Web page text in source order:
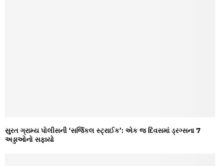
સુરત ગ્રામ્ય પોલીસની ‘સર્જિકલ સ્ટ્રાઈક’: એક જ દિવસમાં ડ્રગ્સના 7
અડ્ડાઓનો સફાયો